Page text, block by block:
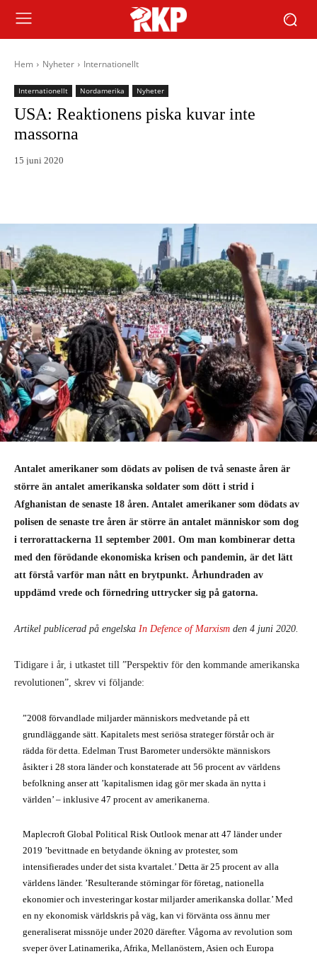
Hem Nyheter Internationellt
Internationellt Nordamerika Nyheter
USA: Reaktionens piska kuvar inte
massorna
15 juni 2020
Antalet amerikaner som dödats av polisen de två senaste åren är
större än antalet amerikanska soldater som dött i strid i
Afghanistan de senaste 18 åren. Antalet amerikaner som dödats av
polisen de senaste tre åren är större än antalet människor som dog
i terrorattackerna 11 september 2001. Om man kombinerar detta
med den förödande ekonomiska krisen och pandemin, är det lätt
att förstå varför man nått en brytpunkt. Århundraden av
uppdämd vrede och förnedring uttrycker sig på gatorna.
Artikel publicerad på engelska In Defence of Marxism den 4 juni 2020.
Tidigare i år, i utkastet till ”Perspektiv för den kommande amerikanska
revolutionen”, skrev vi följande:
”2008 förvandlade miljarder människors medvetande på ett
grundläggande sätt. Kapitalets mest seriösa strateger förstår och är
rädda för detta. Edelman Trust Barometer undersökte människors
åsikter i 28 stora länder och konstaterade att 56 procent av världens
befolkning anser att ’kapitalismen idag gör mer skada än nytta i
världen’ – inklusive 47 procent av amerikanerna.
Maplecroft Global Political Risk Outlook menar att 47 länder under
2019 ’bevittnade en betydande ökning av protester, som
intensifierades under det sista kvartalet.’ Detta är 25 procent av alla
världens länder. ’Resulterande störningar för företag, nationella
ekonomier och investeringar kostar miljarder amerikanska dollar.’ Med
en ny ekonomisk världskris på väg, kan vi förvänta oss ännu mer
generaliserat missnöje under 2020 därefter. Vågorna av revolution som
sveper över Latinamerika, Afrika, Mellanöstern, Asien och Europa